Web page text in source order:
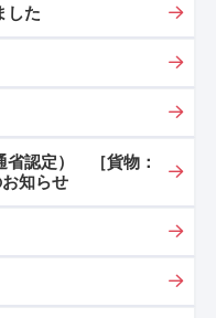
した
省認定） ［貨物：
知らせ